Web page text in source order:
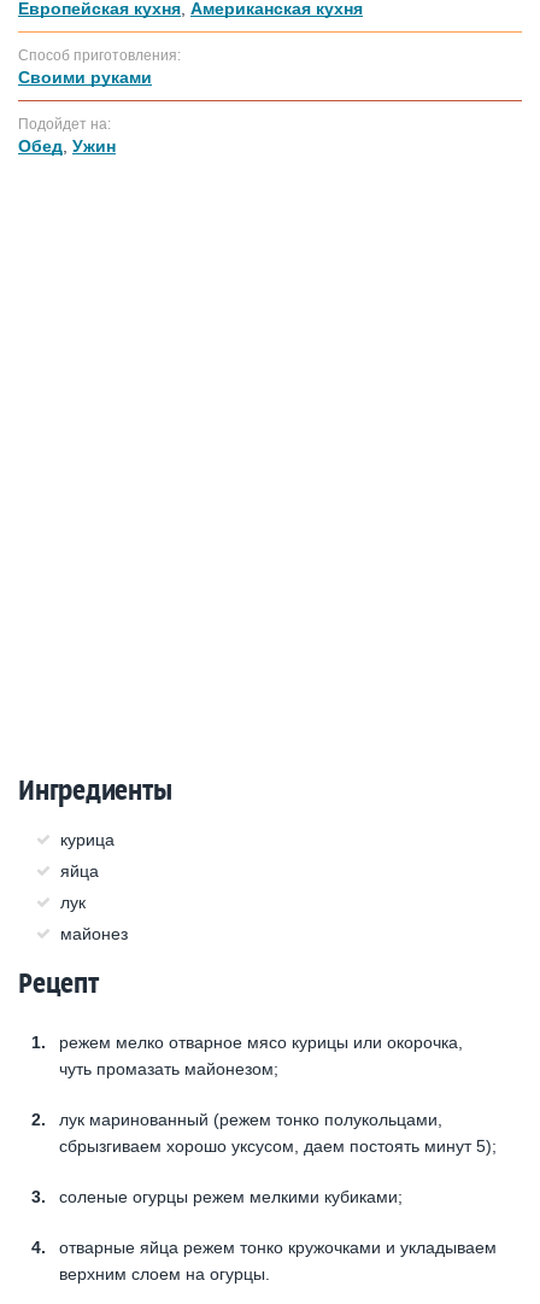
Европейская кухня Американская кухня
Способ приготовления:
Своими руками
Подойдет на:
Обед Ужин
Ингредиенты
курица
яйца
лук
майонез
Рецепт
режем мелко отварное мясо курицы или окорочка,
чуть промазать майонезом;
лук маринованный (режем тонко полукольцами,
сбрызгиваем хорошо уксусом, даем постоять минут 5);
соленые огурцы режем мелкими кубиками;
отварные яйца режем тонко кружочками и укладываем
верхним слоем на огурцы.